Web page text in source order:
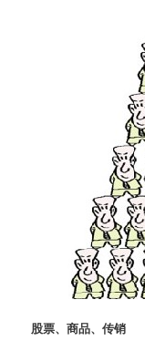
股票、商品、传销